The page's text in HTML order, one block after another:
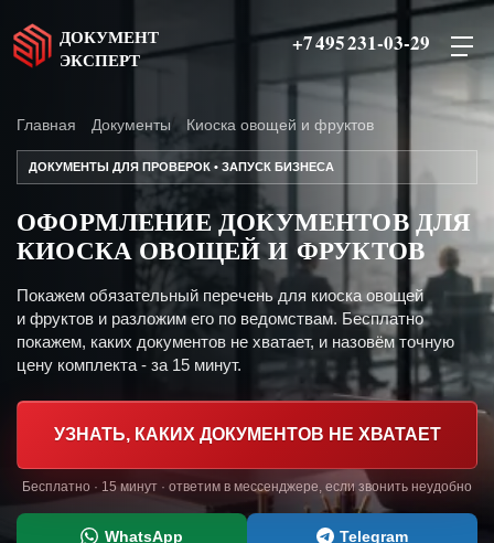
ДОКУМЕНТ
ЭКСПЕРТ
+7 495 231-03-29
Главная Документы Киоска овощей и фруктов
ДОКУМЕНТЫ ДЛЯ ПРОВЕРОК • ЗАПУСК БИЗНЕСА
ОФОРМЛЕНИЕ ДОКУМЕНТОВ ДЛЯ
КИОСКА ОВОЩЕЙ И ФРУКТОВ
Покажем обязательный перечень для киоска овощей
и фруктов и разложим его по ведомствам. Бесплатно
покажем, каких документов не хватает, и назовём точную
цену комплекта - за 15 минут.
УЗНАТЬ, КАКИХ ДОКУМЕНТОВ НЕ ХВАТАЕТ
Бесплатно · 15 минут · ответим в мессенджере, если звонить неудобно
WhatsApp Telegram